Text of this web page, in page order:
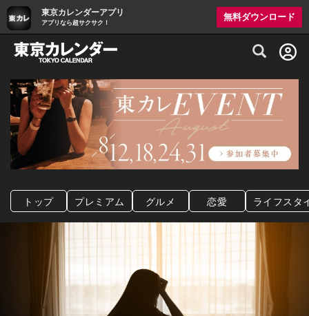
東京カレンダーアプリ
アプリなら超サクサク！
無料ダウンロード
グルメ情報・プレミアムレストラン予約
トップ プレミアム グルメ 恋愛 ライフスタ